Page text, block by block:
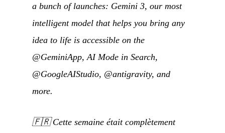
a bunch of launches: Gemini 3, our most
intelligent model that helps you bring any
idea to life is accessible on the
@GeminiApp, AI Mode in Search,
@GoogleAIStudio, @antigravity, and
more.
🇫🇷Cette semaine était complètement